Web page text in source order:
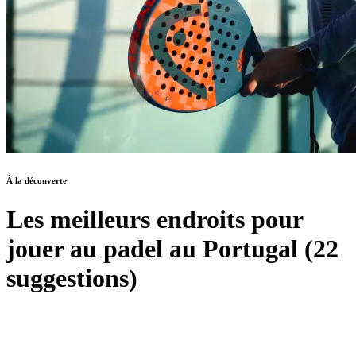
À la découverte
Les meilleurs endroits pour
jouer au padel au Portugal (22
suggestions)